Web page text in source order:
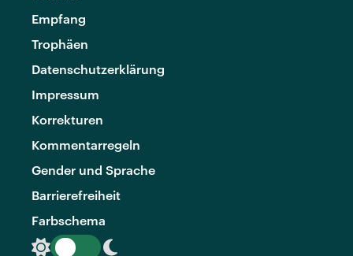
Empfang
Trophäen
Datenschutzerklärung
Impressum
Korrekturen
Kommentarregeln
Gender und Sprache
Barrierefreiheit
Farbschema